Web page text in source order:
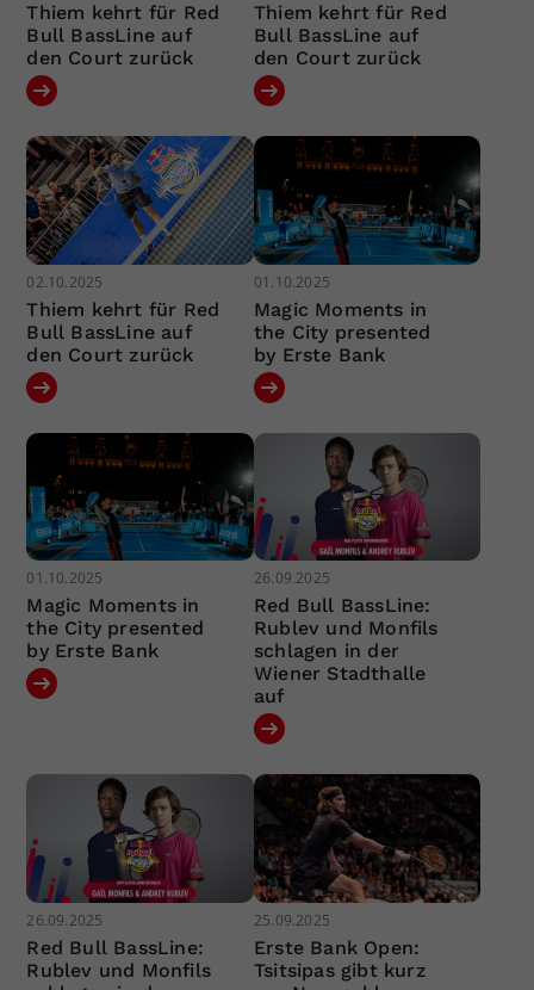
Thiem kehrt für Red
Bull BassLine auf
den Court zurück
Thiem kehrt für Red
Bull BassLine auf
den Court zurück
02.10.2025
Thiem kehrt für Red
Bull BassLine auf
den Court zurück
01.10.2025
Magic Moments in
the City presented
by Erste Bank
01.10.2025
Magic Moments in
the City presented
by Erste Bank
26.09.2025
Red Bull BassLine:
Rublev und Monfils
schlagen in der
Wiener Stadthalle
auf
26.09.2025
Red Bull BassLine:
Rublev und Monfils
25.09.2025
Erste Bank Open:
Tsitsipas gibt kurz